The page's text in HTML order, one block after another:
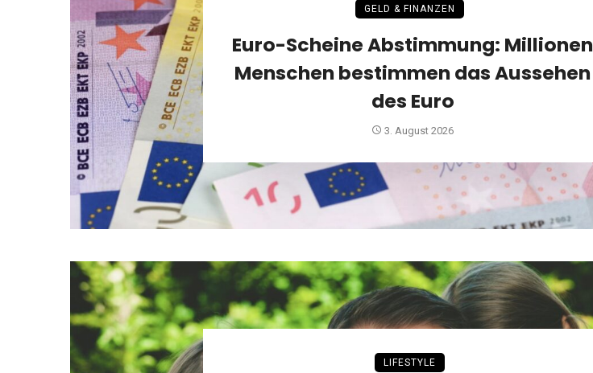
GELD & FINANZEN
Euro-Scheine Abstimmung: Millionen
Menschen bestimmen das Aussehen
des Euro
3. August 2026
LIFESTYLE